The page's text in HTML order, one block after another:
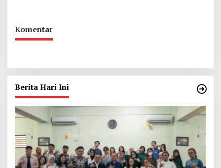
Komentar
Berita Hari Ini